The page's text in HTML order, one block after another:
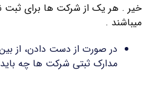
خیر . هر یک از شرکت ها برای ثبت
میباشند .
در صورت از دست دادن، از
مدارک ثبتی شرکت ها چه